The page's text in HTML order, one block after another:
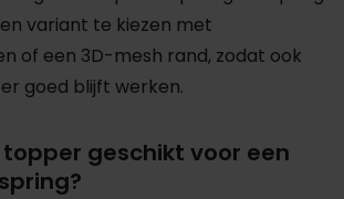
variant te kiezen met
of een 3D-mesh rand, zodat ook
goed blijft werken.
topper geschikt voor een